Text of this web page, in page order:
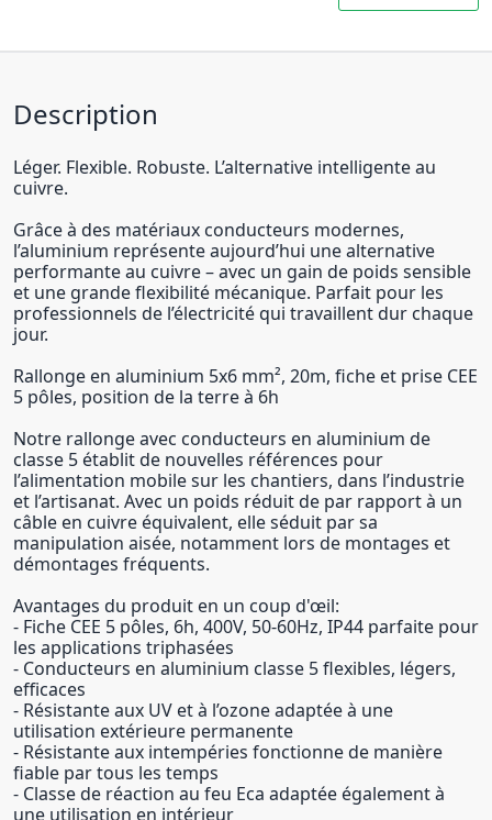
Description
Léger. Flexible. Robuste. L’alternative intelligente au
cuivre.
Grâce à des matériaux conducteurs modernes,
l’aluminium représente aujourd’hui une alternative
performante au cuivre – avec un gain de poids sensible
et une grande flexibilité mécanique. Parfait pour les
professionnels de l’électricité qui travaillent dur chaque
jour.
Rallonge en aluminium 5x6 mm², 20m, fiche et prise CEE
5 pôles, position de la terre à 6h
Notre rallonge avec conducteurs en aluminium de
classe 5 établit de nouvelles références pour
l’alimentation mobile sur les chantiers, dans l’industrie
et l’artisanat. Avec un poids réduit de par rapport à un
câble en cuivre équivalent, elle séduit par sa
manipulation aisée, notamment lors de montages et
démontages fréquents.
Avantages du produit en un coup d'œil:
- Fiche CEE 5 pôles, 6h, 400V, 50-60Hz, IP44 parfaite pour
les applications triphasées
- Conducteurs en aluminium classe 5 flexibles, légers,
efficaces
- Résistante aux UV et à l’ozone adaptée à une
utilisation extérieure permanente
- Résistante aux intempéries fonctionne de manière
fiable par tous les temps
- Classe de réaction au feu Eca adaptée également à
une utilisation en intérieur